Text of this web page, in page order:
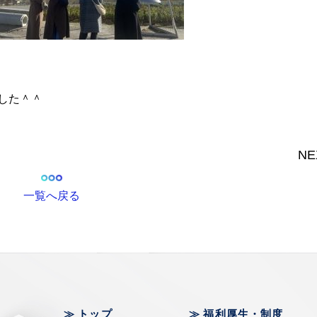
た＾＾
一覧へ戻る
トップ 福利厚生・制度